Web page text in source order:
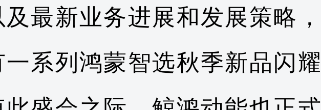
最新业务进展和发展策略，
系列鸿蒙智选秋季新品闪耀